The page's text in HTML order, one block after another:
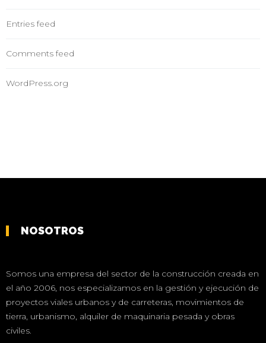
Entries feed
Comments feed
WordPress.org
NOSOTROS
Somos una empresa del sector de la construcción creada en
el año 2006, nos especializamos en la gestión y ejecución de
proyectos viales urbanos y de carreteras, movimientos de
tierra, urbanismo, alquiler de maquinaria pesada y obras
civiles.